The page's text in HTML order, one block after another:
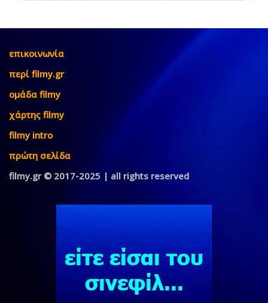
επικοινωνία
περί filmy.gr
ομάδα filmy
χάρτης filmy
filmy intro
πρώτη σελίδα
filmy.gr © 2017-2025 | all rights reserved